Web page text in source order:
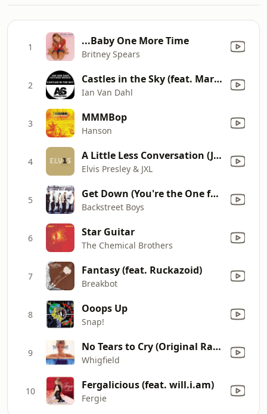
1 ...Baby One More Time
Britney Spears
2 Castles in the Sky (feat. Marsha) [Radio Mix]
Ian Van Dahl
3 MMMBop
Hanson
4 A Little Less Conversation (JXL Radio Edit Remix)
Elvis Presley & JXL
5 Get Down (You're the One for Me) [LP Edit No Rap]
Backstreet Boys
6 Star Guitar
The Chemical Brothers
7 Fantasy (feat. Ruckazoid)
Breakbot
8 Ooops Up
Snap!
9 No Tears to Cry (Original Radio Version)
Whigfield
10 Fergalicious (feat. will.i.am)
Fergie